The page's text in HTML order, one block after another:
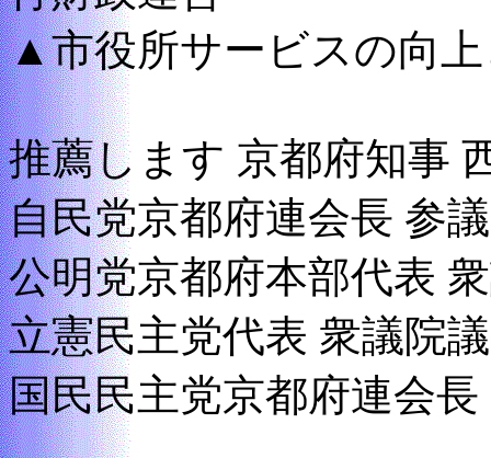
▲市役所サービスの向
推薦します 京都府知事
自民党京都府連会長 参
公明党京都府本部代表
立憲民主党代表 衆議院
国民民主党京都府連会